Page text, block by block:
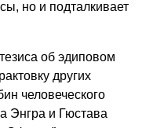
но и подталкивает
об эдиповом
других
человеческого
Энгра и Гюстава